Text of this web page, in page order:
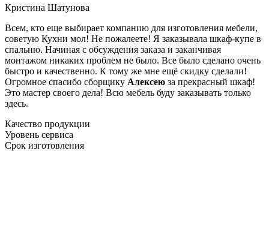
Кристина Шатунова
Всем, кто еще выбирает компанию для изготовления мебели,
советую Кухни мол! Не пожалеете! Я заказывала шкаф-купе в
спальню. Начиная с обсуждения заказа и заканчивая
монтажом никаких проблем не было. Все было сделано очень
быстро и качественно. К тому же мне ещё скидку сделали!
Огромное спасибо сборщику Алексею за прекрасный шкаф!
Это мастер своего дела! Всю мебель буду заказывать только
здесь.
Качество продукции
Уровень сервиса
Срок изготовления